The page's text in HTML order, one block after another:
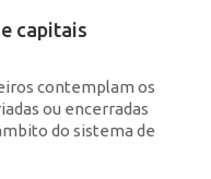
capitais
contemplam os
ou encerradas
do sistema de